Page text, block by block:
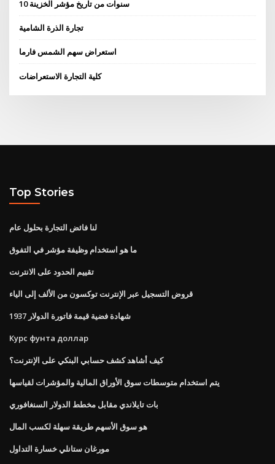
10 سنوات من تاريخ مؤشر الخزينة
تجارة الذرة الشامية
استعراض سهم الشمس فارما
كلية التجارة الاستعراضات
Top Stories
لنا فائض التجارة بحلول عام
ما هو استخدام وظيفة مؤشر في التفوق
تقييم الحدود على الانترنت
قروض التسجيل عبر الإنترنت توكسون من الألف إلى الياء
1937 شهادة فضية قيمة فاتورة الدولار
Курс фунта доллар
كيف أشاهد كشف حسابي البنكي على الإنترنت؟
يتم استخدام متوسطات سوق الأوراق المالية والمؤشرات لقياسها
بات تايلاندي مقابل مخطط الدولار السنغافوري
هو سوق الأسهم طريقة سهلة لكسب المال
مورغان ستانلي خسارة التداول